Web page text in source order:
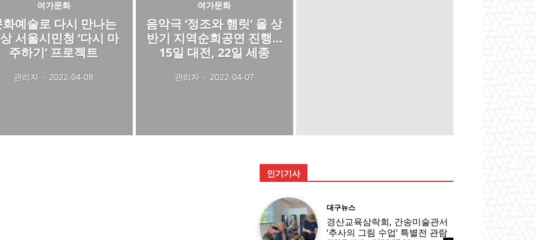
여가문화
예술로 다시 만나는
서울시민청 ‘다시 마
주하기’ 프로젝트
관리자 - 2022-04-08
여가문화
음악극 ‘정조와 햄릿’ 올 상
반기 지역순회공연 진행…
15일 대전, 22일 세종
관리자 - 2022-04-07
인기기사
대구뉴스
경산교육삼락회, 간송미술관서
‘추사의 그림 수업’ 특별전 관람